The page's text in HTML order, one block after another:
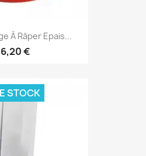
À Râper Epais...
6,20 €
STOCK